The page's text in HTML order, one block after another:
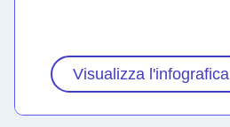
Visualizza l'infografica